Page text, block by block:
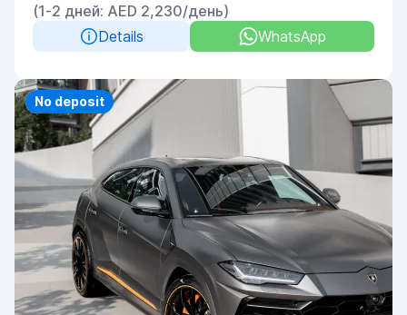
(1-2 дней: AED 2,230/день)
Details
WhatsApp
Priority
No deposit